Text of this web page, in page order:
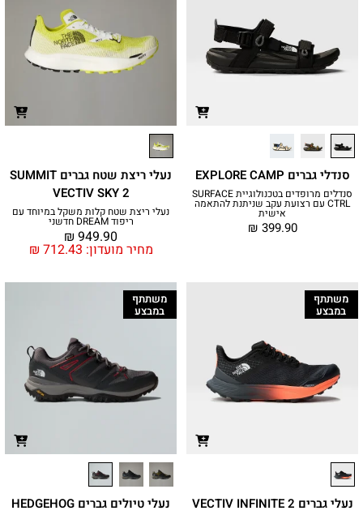
סנדלי גברים EXPLORE CAMP
סנדלים מרופדים בטכנולוגיית SURFACE
CTRL עם רצועת עקב שניתנת להתאמה
אישית
₪ 399.90
נעלי ריצת שטח גברים SUMMIT
VECTIV SKY 2
נעלי ריצת שטח קלות משקל במיוחד עם
ריפוד DREAM חדשני
מחיר מועדון: ₪ 712.43
₪ 949.90
משתתף
במבצע
נעלי גברים VECTIV INFINITE 2
משתתף
במבצע
נעלי טיולים גברים HEDGEHOG